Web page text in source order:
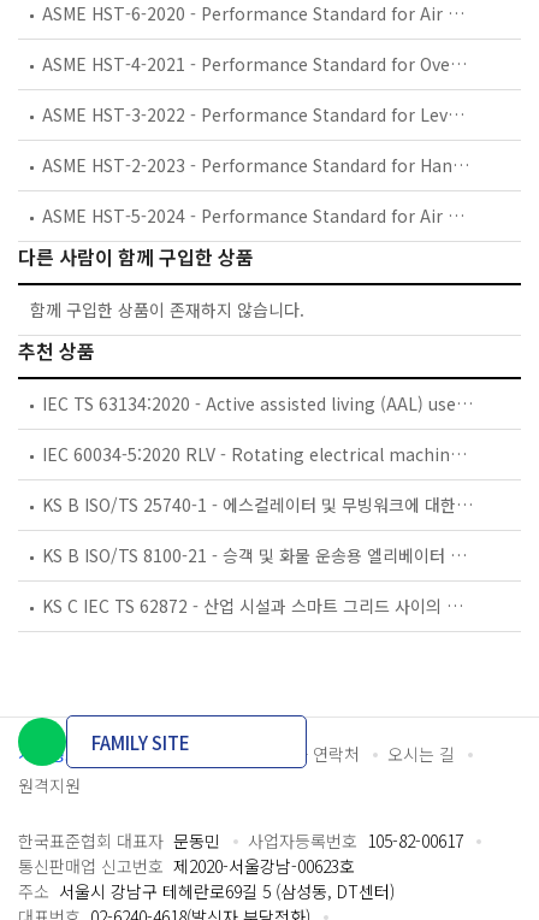
ASME HST-6-2020 - Performance Standard for Air Wire Rope Hoists
ASME HST-4-2021 - Performance Standard for Overhead Electric Wire Rope Hoists
ASME HST-3-2022 - Performance Standard for Lever Hoists
ASME HST-2-2023 - Performance Standard for Hand Chain Manually Operated Chain Hoists
ASME HST-5-2024 - Performance Standard for Air Chain Hoists
다른 사람이 함께 구입한 상품
함께 구입한 상품이 존재하지 않습니다.
추천 상품
IEC TS 63134:2020 - Active assisted living (AAL) use cases
IEC 60034-5:2020 RLV - Rotating electrical machines - Part 5: Degrees of protection provided by the integral design of rotating electrical machines (IP code) - Classification
KS B ISO/TS 25740-1 - 에스컬레이터 및 무빙워크에 대한 안전요건 — 제1부: 세계공통 필수 안전요건(GESRs)
KS B ISO/TS 8100-21 - 승객 및 화물 운송용 엘리베이터 —제21부: 세계공통 필수안전요건(GESRs)을 충족하는 세계공통 안전 파라미터(GSPs)
KS C IEC TS 62872 - 산업 시설과 스마트 그리드 사이의 산업 공정 측정, 제어 및 자동화 시스템 인터페이스
개인정보처리방침 이용약관 담당자 연락처
오시는 길
원격지원
FAMILY SITE
한국표준협회 대표자 문동민 사업자등록번호 105-82-00617
통신판매업 신고번호 제2020-서울강남-00623호
주소 서울시 강남구 테헤란로69길 5 (삼성동, DT센터)